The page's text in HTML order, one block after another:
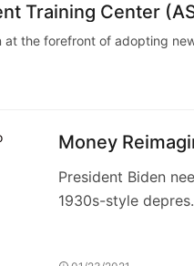
Training Center
at the forefront of adopting
Money
President Biden
1930s-style